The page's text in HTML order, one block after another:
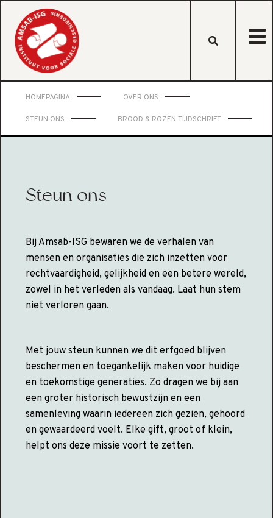
HOMEPAGINA OVER ONS
STEUN ONS BROOD & ROZEN TIJDSCHRIFT
Steun ons
Bij Amsab-ISG bewaren we de verhalen van
mensen en organisaties die zich inzetten voor
rechtvaardigheid, gelijkheid en een betere wereld,
zowel in het verleden als vandaag. Laat hun stem
niet verloren gaan.
Met jouw steun kunnen we dit erfgoed blijven
beschermen en toegankelijk maken voor huidige
en toekomstige generaties. Zo dragen we bij aan
een groter historisch bewustzijn en een
samenleving waarin iedereen zich gezien, gehoord
en gewaardeerd voelt. Elke gift, groot of klein,
helpt ons deze missie voort te zetten.